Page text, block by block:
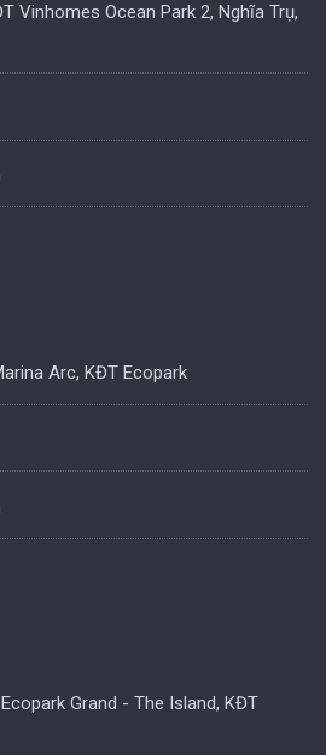
Vinhomes Ocean Park 2, Nghĩa Trụ,
Arc, KĐT Ecopark
Grand - The Island, KĐT